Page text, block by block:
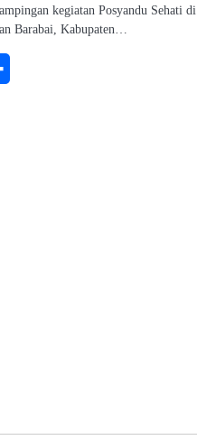
kegiatan Posyandu Sehati di
Barabai, Kabupaten…